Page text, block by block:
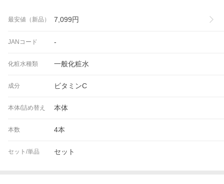
最安値（新品） 7,099円
JANコード -
化粧水種類 一般化粧水
成分 ビタミンC
本体/詰め替え 本体
本数 4本
セット/単品 セット